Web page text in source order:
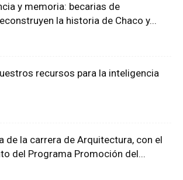
y memoria: becarias de
la historia de Chaco y...
recursos para la inteligencia
de la carrera de Arquitectura, con el
del Programa Promoción del...